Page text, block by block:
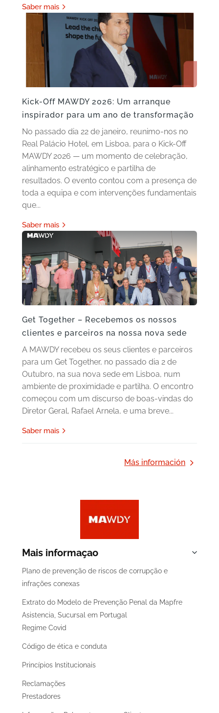
Saber mais
Kick-Off MAWDY 2026: Um arranque
inspirador para um ano de transformação
No passado dia 22 de janeiro, reunimo-nos no
Real Palácio Hotel, em Lisboa, para o Kick-Off
MAWDY 2026 — um momento de celebração,
alinhamento estratégico e partilha de
resultados. O evento contou com a presença de
toda a equipa e com intervenções fundamentais
que...
Saber mais
Get Together – Recebemos os nossos
clientes e parceiros na nossa nova sede
A MAWDY recebeu os seus clientes e parceiros
para um Get Together, no passado dia 2 de
Outubro, na sua nova sede em Lisboa, num
ambiente de proximidade e partilha. O encontro
começou com um discurso de boas-vindas do
Diretor Geral, Rafael Arnela, e uma breve...
Saber mais
Más información
Mais informaçao
Plano de prevenção de riscos de corrupção e
infrações conexas
Extrato do Modelo de Prevenção Penal da Mapfre
Asistencia, Sucursal em Portugal
Regime Covid
Código de ética e conduta
Princípios Institucionais
Reclamações
Prestadores